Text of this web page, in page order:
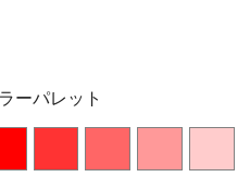
ーパレット